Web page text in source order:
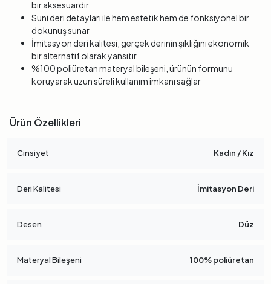
bir aksesuardır
Suni deri detayları ile hem estetik hem de fonksiyonel bir
dokunuş sunar
İmitasyon deri kalitesi, gerçek derinin şıklığını ekonomik
bir alternatif olarak yansıtır
%100 poliüretan materyal bileşeni, ürünün formunu
koruyarak uzun süreli kullanım imkanı sağlar
Ürün Özellikleri
Cinsiyet Kadın / Kız
Deri Kalitesi İmitasyon Deri
Desen Düz
Materyal Bileşeni 100% poliüretan